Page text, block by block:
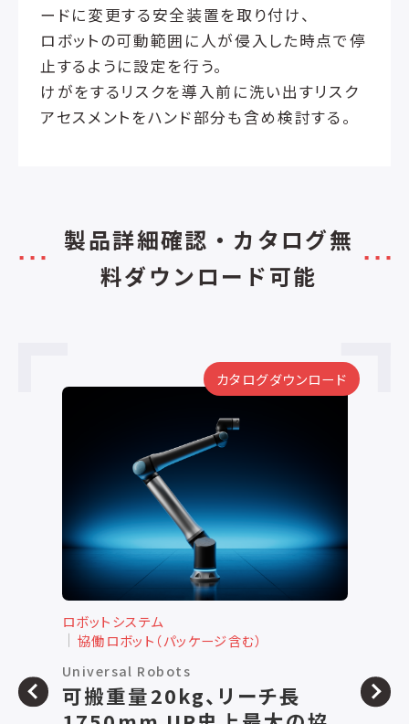
ードに変更する安全装置を取り付け、
ロボットの可動範囲に人が侵入した時点で停
止するように設定を行う。
けがをするリスクを導入前に洗い出すリスク
アセスメントをハンド部分も含め検討する。
製品詳細確認・カタログ無
料ダウンロード可能
カタログダウンロード
ロボットシステム
協働ロボット（パッケージ含む）
ユニバーサルロボット
協働ロボット UR12e ユニ